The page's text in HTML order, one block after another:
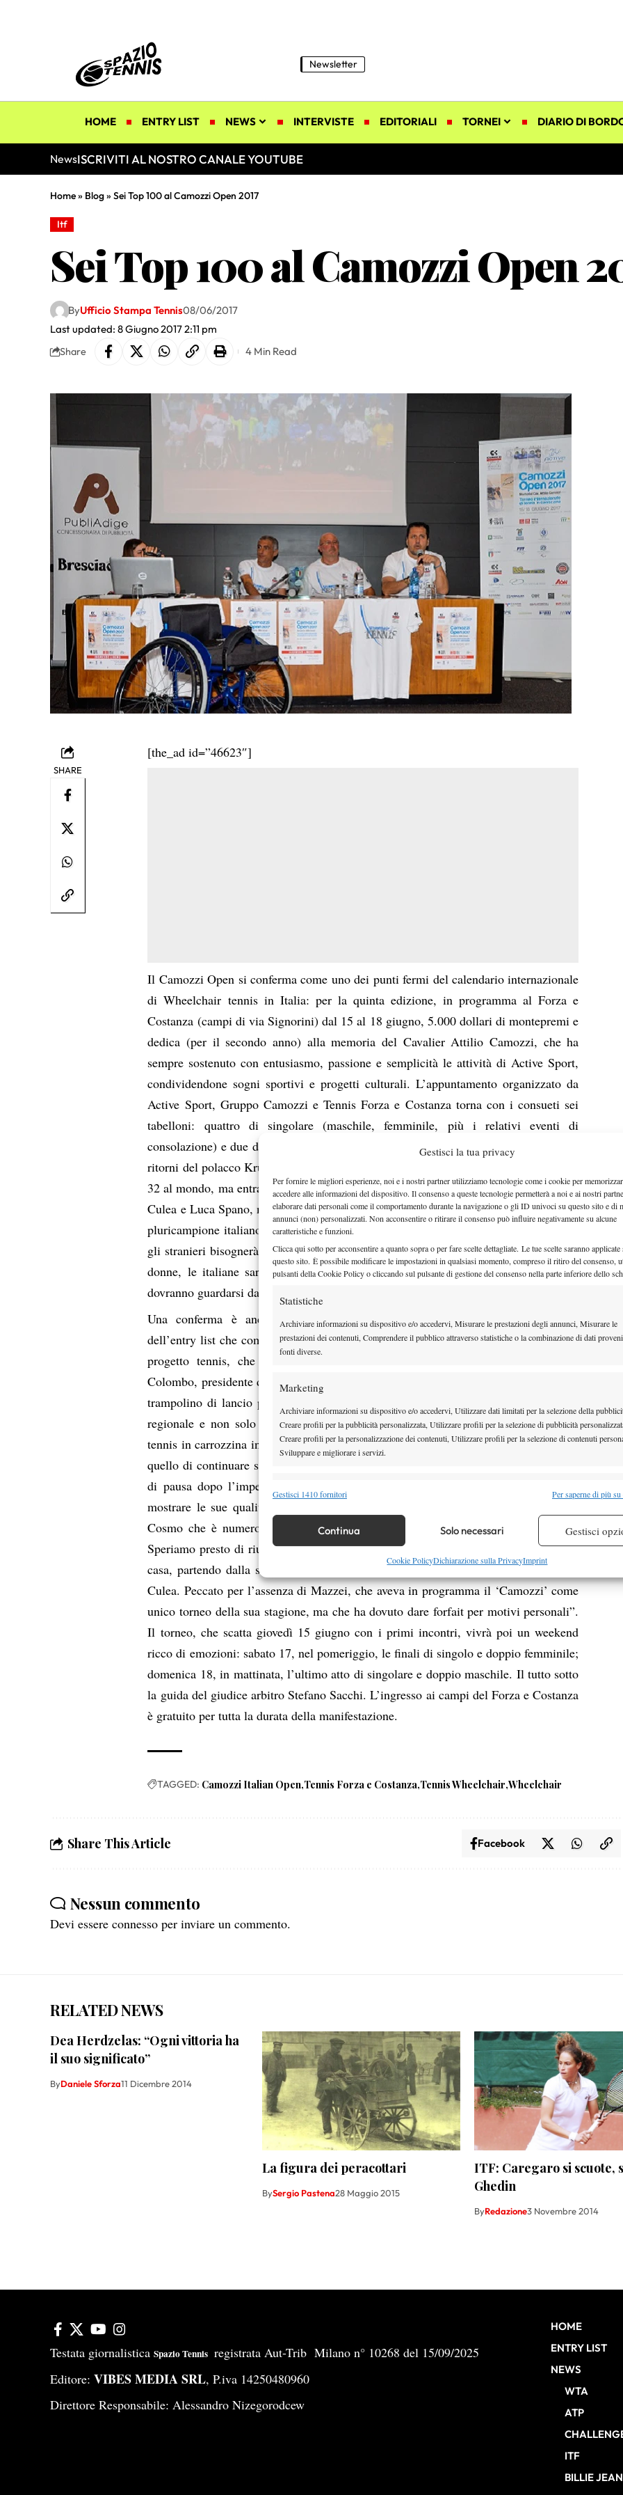
Gestisci la tua privacy
Per fornire le migliori esperienze, noi e i nostri partner utilizziamo tecnologie come i cookie per
accedere alle informazioni del dispositivo. Il consenso a queste tecnologie permetterà a noi e ai nostri
elaborare dati personali come il comportamento durante la navigazione o gli ID univoci su questo sito e di
annunci (non) personalizzati. Non acconsentire o ritirare il consenso può influire negativamente su alcune
caratteristiche e funzioni.
Clicca qui sotto per acconsentire a quanto sopra o per fare scelte dettagliate. Le tue scelte saranno applicate
questo sito. È possibile modificare le impostazioni in qualsiasi momento, compreso il ritiro del consenso,
pulsanti della Cookie Policy o cliccando sul pulsante di gestione del consenso nella parte inferiore dello
Statistiche
Archiviare informazioni su dispositivo e/o accedervi, Misurare le prestazioni degli annunci, Misurare le
prestazioni dei contenuti, Comprendere il pubblico attraverso statistiche o la combinazione di dati
fonti diverse.
Marketing
Archiviare informazioni su dispositivo e/o accedervi, Utilizzare dati limitati per la selezione della
Creare profili per la pubblicità personalizzata, Utilizzare profili per la selezione di pubblicità
Creare profili per la personalizzazione dei contenuti, Utilizzare profili per la selezione di contenuti
Sviluppare e migliorare i servizi.
Funzionalità
Identificare i dispositivi in base alle informazioni trasmesse automaticamente.
Garantire la sicurezza, prevenire e rilevare frodi, correggere errori,
Erogare e presentare pubblicità e contenuto, Salvare e comunicare le
scelte sulla privacy.
Gestisci 1410 fornitori Per saperne di più
Continua Solo necessari Gestisci
Cookie PolicyDichiarazione sulla PrivacyImprint
Newsletter
HOME ENTRY LIST NEWS INTERVISTE EDITORIALI TORNEI DIARIO DI
NewsISCRIVITI AL NOSTRO CANALE YOUTUBE
Home» Blog» Sei Top 100 al Camozzi Open 2017
Itf
Sei Top 100 al Camozzi Open
Last updated: 8 Giugno 2017 2:11 pm
ByUfficio Stampa Tennis08/06/2017
Share 4 Min Read
SHARE
[the_ad id=”46623″]
Il Camozzi Open si conferma come uno dei punti fermi del calendario internazionale
di Wheelchair tennis in Italia: per la quinta edizione, in programma al Forza e
Costanza (campi di via Signorini) dal 15 al 18 giugno, 5.000 dollari di montepremi e
dedica (per il secondo anno) alla memoria del Cavalier Attilio Camozzi, che ha
sempre sostenutocon entusiasmo, passione e semplicità le attività di Active Sport,
condividendone sogni sportivi e progetti culturali. L’appuntamento organizzato da
Active Sport, Gruppo Camozzi e Tennis Forza e Costanza torna con i consueti sei
tabelloni: quattro di singolare (maschile, femminile, più i relativi eventi di
consolazione) e due di doppio.
Nel maschile, ben sei i top 100 presenti, con i graditi
ritorni del polacco Kruszelnicki e dell’austriaco Legner, rispettivamente numero 29 e
32 al mondo, ma entrambi con un passato da numero 3. In casa Italia, spazio a Silviu
Culea e Luca Spano, mentre non ci sarà Fabian Mazzei, il bolognese di Active Sport,
pluricampione italiano. In totale sono 23 gli azzurri ai nastri di partenza, mentre per
gli stranieri bisognerà fare attenzione all’olandese Anker e al russo Shevchik. Tra le
donne, le italiane saranno sei, capeggiate da Stefania Galletti e Silvia Morotti, e
dovranno guardarsi dalla russa Korotkina, numero 104 del ranking femminile.
Una conferma è anche il direttore del torneo Maurizio Antonini, soddisfatto
dell’entry list che comprende alcuni dei grandi del circuito mondiale. Entusiasta del
progetto tennis, che vede come fiore all’occhiello il Camozzi Open, è Marco
Colombo, presidente di Active Sport: “Vogliamo che questo torneo – spiega – sia un
trampolino di lancio per le nostre attività, per crescere e fare promozione a livello
regionale e non solo locale. Siamo ormai diventati un punto di riferimento per il
tennis in carrozzina in Italia, avendo 20 dei circa 200 tesserati alla Fit, e l’obiettivo è
quello di continuare su questa strada”. Per un Fabian Mazzei che si è preso un anno
di pausa dopo l’impegno olimpico di Rio 2016, c’è un gruppo che è pronto per
mostrare le sue qualità: “Abbiamo – prosegue Colombo – il nazionale Alfredo Di
Cosmo che è numero 33 al mondo tra i Quad, e tanti altri giocatori promettenti.
Speriamo presto di riuscire in quella che è l’impresa più bella: un campione fatto in
casa, partendo dalla scuola di Active. Come peraltro è già accaduto in passato con
Culea. Peccato per l’assenza di Mazzei, che aveva in programma il ‘Camozzi’ come
unico torneo della sua stagione, ma che ha dovuto dare forfait per motivi personali”.
Il torneo, che scatta giovedì 15 giugno con i primi incontri, vivrà poi un weekend
ricco di emozioni: sabato 17, nel pomeriggio, le finali di singolo e doppio femminile;
domenica 18, in mattinata, l’ultimo atto di singolare e doppio maschile. Il tutto sotto
la guida del giudice arbitro Stefano Sacchi. L’ingresso ai campi del Forza e Costanza
è gratuito per tutta la durata della manifestazione.
TAGGED: Camozzi Italian Open Tennis Forza e Costanza Tennis Wheelchair Wheelchair
Share This Article Facebook
Nessun commento
Devi essere connesso per inviare un commento.
RELATED NEWS
Dea Herdzelas: “Ogni vittoria ha
il suo significato”
ByDaniele Sforza11 Dicembre 2014
La figura dei peracottari
BySergio Pastena28 Maggio 2015
ITF: Caregaro si scuote,
Ghedin
ByRedazione3 Novembre 2014
Testata giornalistica Spazio Tennis registrata Aut-Trib Milano n° 10268 del 15/09/2025
Editore: VIBES MEDIA SRL, P.iva 14250480960
Direttore Responsabile: Alessandro Nizegorodcew
HOME
ENTRY LIST
NEWS
WTA
ATP
ITF
BILLIE